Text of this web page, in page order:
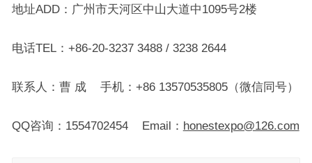
地址ADD：广州市天河区中山大道中1095号2楼
电话TEL：+86-20-3237 3488 / 3238 2644
联系人：曹 成 手机：+86 13570535805（微信同号）
QQ咨询：1554702454 Email： honestexpo@126.com